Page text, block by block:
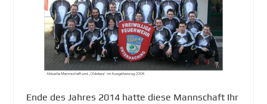
Ende des Jahres 2014 hatte diese Mannschaft Ihr